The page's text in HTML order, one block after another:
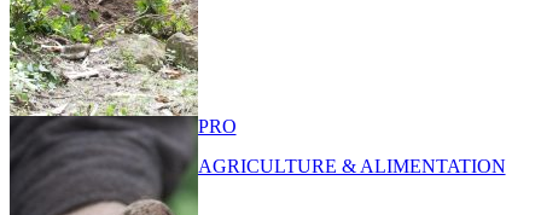
PRO
AGRICULTURE & ALIMENTATION